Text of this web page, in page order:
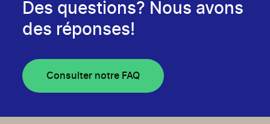
Des questions? Nous avons
des réponses!
Consulter notre FAQ